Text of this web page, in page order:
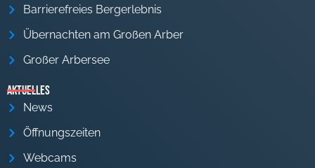
Barrierefreies Bergerlebnis
Übernachten am Großen Arber
Großer Arbersee
Aktuelles
News
Öffnungszeiten
Webcams